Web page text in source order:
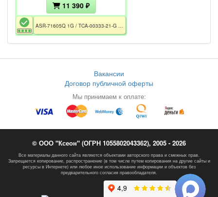
11 390 ₽
ASR-71605Q 1G / TCA-00333-21-G / AFM-700 CC
Вакансии
Договор публичной оферты
Мы принимаем к оплате:
© ООО "Ксеон" (ОГРН 1055802043362), 2005 - 2026
Все материалы данного сайта являются объектами авторского права и смежных прав.
Запрещается копирование, распространение (в том числе путем копирования на другие сайты и
ресурсы в Интернете) или любое иное использование информации и объектов без
предварительного согласия правообладателя.